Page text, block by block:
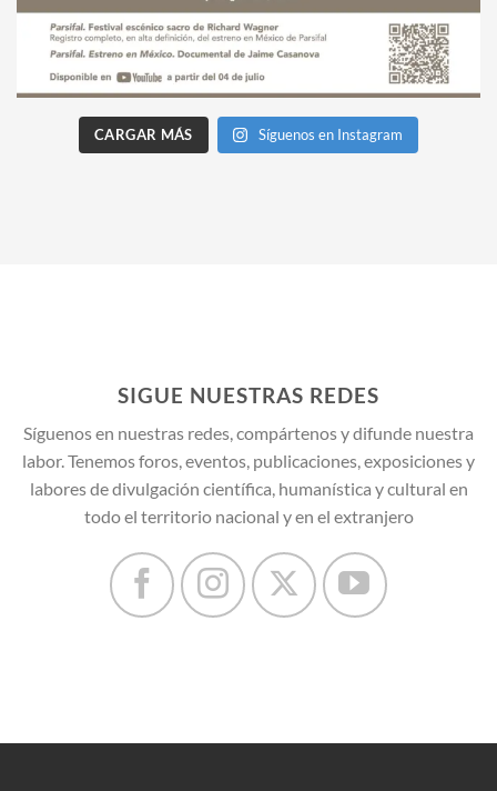
CARGAR MÁS Síguenos en Instagram
SIGUE NUESTRAS REDES
Síguenos en nuestras redes, compártenos y difunde nuestra
labor. Tenemos foros, eventos, publicaciones, exposiciones y
labores de divulgación científica, humanística y cultural en
todo el territorio nacional y en el extranjero